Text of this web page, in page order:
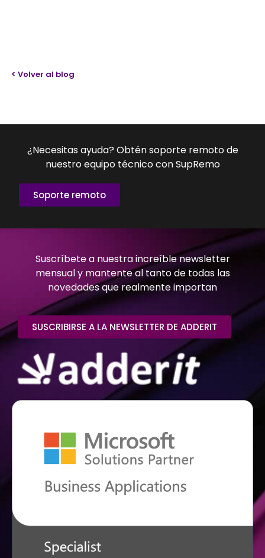
< Volver al blog
¿Necesitas ayuda? Obtén soporte remoto de
nuestro equipo técnico con SupRemo
Soporte remoto
Suscríbete a nuestra increíble newsletter
mensual y mantente al tanto de todas las
novedades que realmente importan
SUSCRIBIRSE A LA NEWSLETTER DE ADDERIT